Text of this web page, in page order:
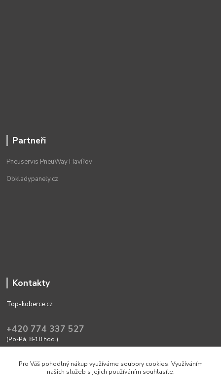
Partneři
Pneuservis PneuWay Havířov
Obkladypanely.cz
Kontakty
Top-koberce.cz
+420 774 337 527
(Po-Pá, 8-18 hod.)
Pro Váš pohodlný nákup využíváme soubory cookies. Využíváním
našich služeb s jejich používáním souhlasíte.